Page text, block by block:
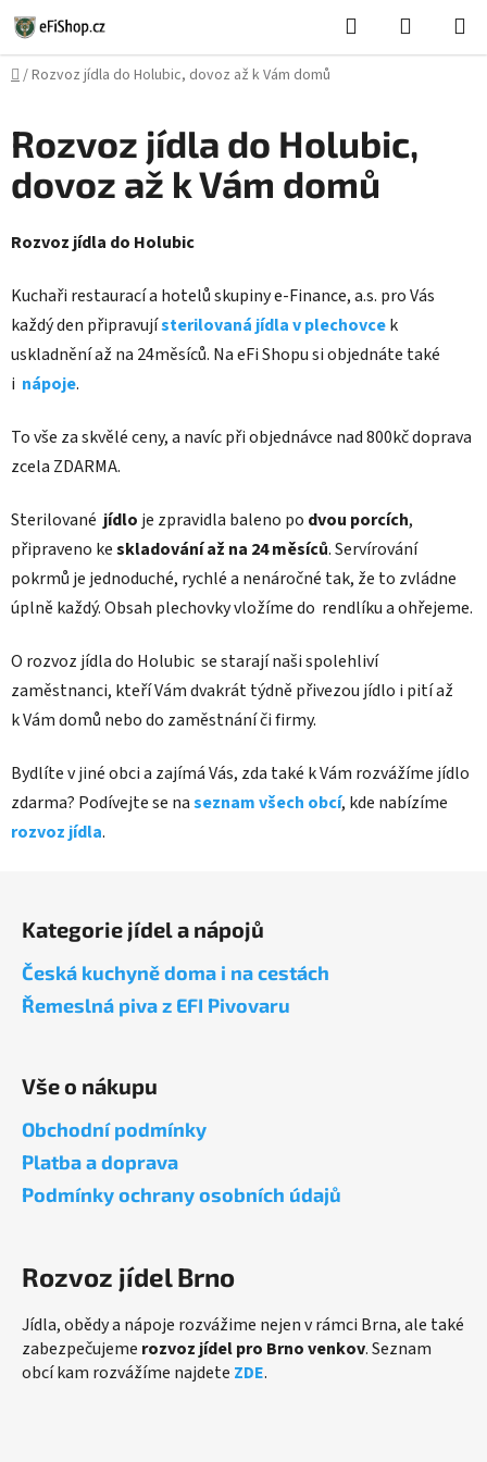
Přejít
na
obsah
Hledat
KOŠÍK
Domů
/Rozvoz jídla do Holubic, dovoz až k Vám domů
Rozvoz jídla do Holubic,
dovoz až k Vám domů
Rozvoz jídla do Holubic
Kuchaři restaurací a hotelů skupiny e-Finance, a.s. pro Vás
každý den připravujísterilovaná jídla v plechovcek
uskladnění až na 24měsíců. Na eFi Shopu si objednáte také
i nápoje.
To vše za skvělé ceny, a navíc při objednávce nad 800kč doprava
zcela ZDARMA.
Sterilované jídlo je zpravidla baleno po dvou porcích,
připraveno keskladování až na 24 měsíců. Servírování
pokrmů je jednoduché, rychlé a nenáročné tak, že to zvládne
úplně každý. Obsah plechovky vložíme do rendlíku a ohřejeme.
O rozvoz jídla do Holubic se starají naši spolehliví
zaměstnanci, kteří Vám dvakrát týdně přivezou jídlo i pití až
k Vám domů nebo do zaměstnání či firmy.
Bydlíte v jiné obci a zajímá Vás, zda také k Vám rozvážíme jídlo
zdarma? Podívejte se naseznam všech obcí, kde nabízíme
rozvoz jídla.
Kategorie jídel a nápojů
Česká kuchyně doma i na cestách
Řemeslná piva z EFI Pivovaru
Vše o nákupu
Obchodní podmínky
Platba a doprava
Podmínky ochrany osobních údajů
Rozvoz jídel Brno
Jídla, obědy a nápoje rozvážime nejen v rámci Brna, ale také
zabezpečujeme rozvoz jídel pro Brno venkov. Seznam
obcí kam rozvážíme najdete ZDE.